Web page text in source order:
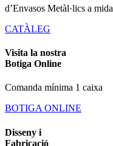
d’Envasos Metàl·lics a mida
CATÀLEG
Visita la nostra
Botiga Online
Comanda mínima 1 caixa
BOTIGA ONLINE
Disseny i
Fabricació